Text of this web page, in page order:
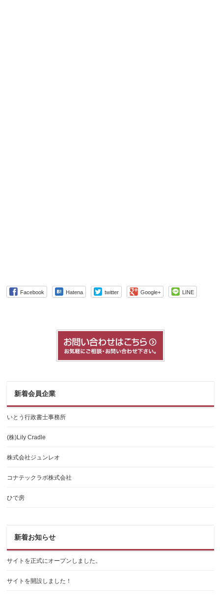
Facebook Hatena twitter Google+ LINE
新着会員企業
いとう行政書士事務所
(株)Lily Cradle
株式会社ジュンレオ
コナテックラボ株式会社
ひで房
新着お知らせ
サイトを正式にオープンしました。
サイトを開設しました！